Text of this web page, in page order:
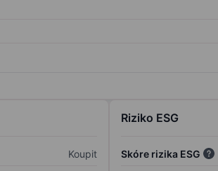
Koupit
Riziko ESG
Skóre rizika ESG